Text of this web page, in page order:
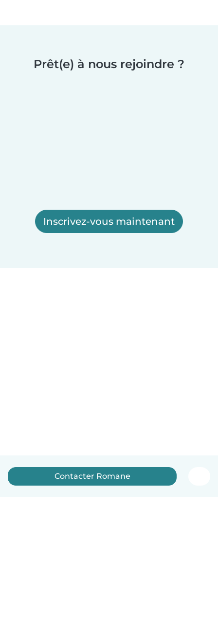
Prêt(e) à nous rejoindre ?
Inscrivez-vous maintenant
Contacter Romane